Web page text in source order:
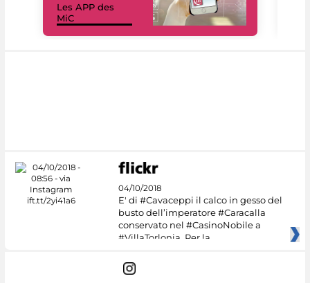
Les APP des
MiC
04/10/2018
E' di #Cavaceppi il calco in gesso del
busto dell’imperatore #Caracalla
conservato nel #CasinoNobile a
#VillaTorlonia. Per la